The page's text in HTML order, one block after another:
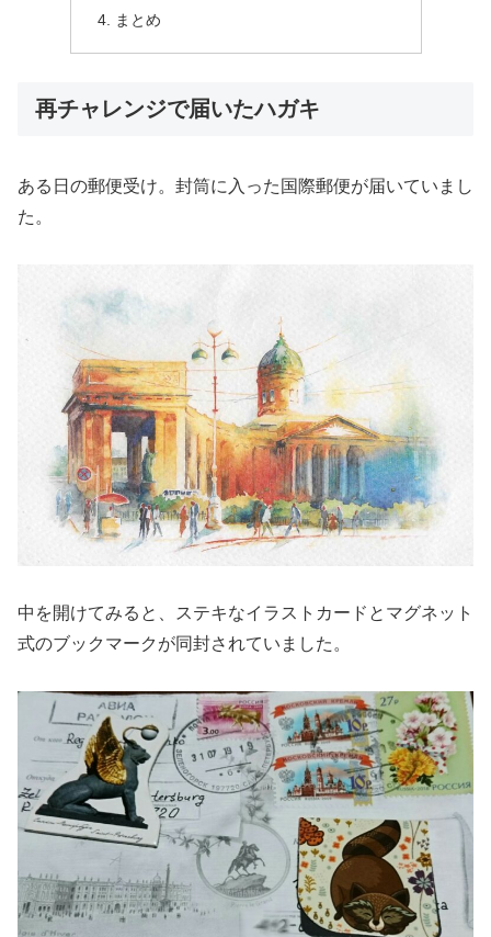
まとめ
再チャレンジで届いたハガキ
ある日の郵便受け。封筒に入った国際郵便が届いていまし
た。
中を開けてみると、ステキなイラストカードとマグネット
式のブックマークが同封されていました。